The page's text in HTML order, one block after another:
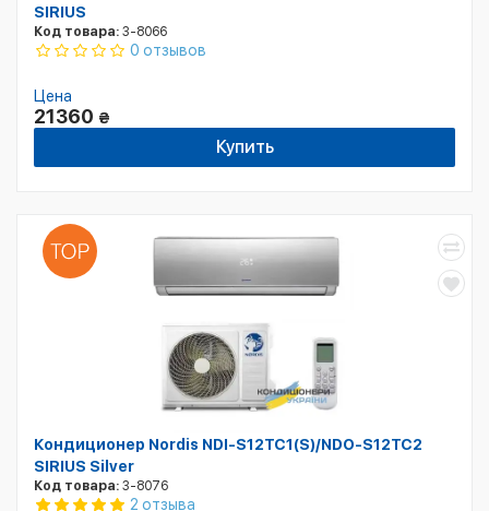
SIRIUS
Код товара: 3-8066
0 отзывов
Цена
21360 ₴
Купить
Кондиционер Nordis NDI-S12TC1(S)/NDO-S12TC2
SIRIUS Silver
Код товара: 3-8076
2 отзыва